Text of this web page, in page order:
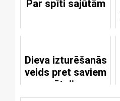
Par spīti sajūtām
Dieva izturēšanās
veids pret saviem
svētajiem